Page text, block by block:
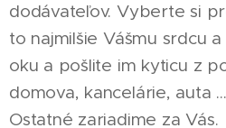
dodávateľov. Vyberte si
to najmilšie Vášmu srdcu
oku a pošlite im kyticu z
domova, kancelárie, auta
Ostatné zariadime za Vás.